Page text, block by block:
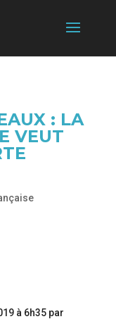
: LA
VEUT
à 6h35 par